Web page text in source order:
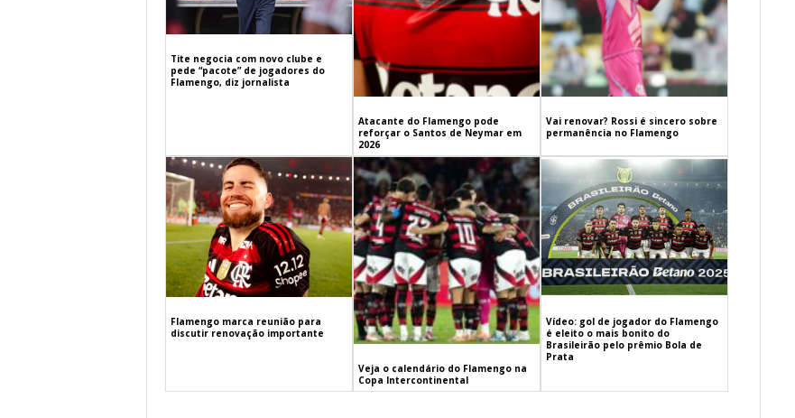
Tite negocia com novo clube e
pede “pacote” de jogadores do
Flamengo, diz jornalista
Atacante do Flamengo pode
reforçar o Santos de Neymar em
2026
Vai renovar? Rossi é sincero sobre
permanência no Flamengo
Flamengo marca reunião para
discutir renovação importante
Veja o calendário do Flamengo na
Copa Intercontinental
Vídeo: gol de jogador do Flamengo
é eleito o mais bonito do
Brasileirão pelo prêmio Bola de
Prata